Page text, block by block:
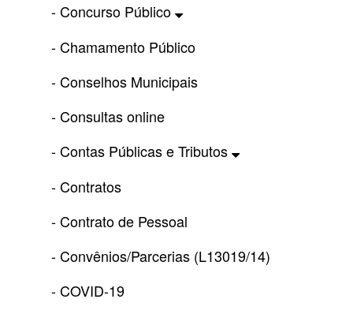
- Concurso Público
- Chamamento Público
- Conselhos Municipais
- Consultas online
- Contas Públicas e Tributos
- Contratos
- Contrato de Pessoal
- Convênios/Parcerias (L13019/14)
- COVID-19